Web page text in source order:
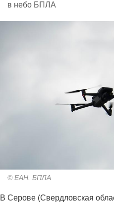
в небо БПЛА
© ЕАН. БПЛА
В Серове (Свердловская